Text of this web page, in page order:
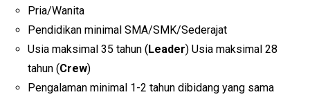
Pria/Wanita
Pendidikan minimal SMA/SMK/Sederajat
Usia maksimal 35 tahun (Leader) Usia maksimal 28
tahun (Crew)
Pengalaman minimal 1-2 tahun dibidang yang sama